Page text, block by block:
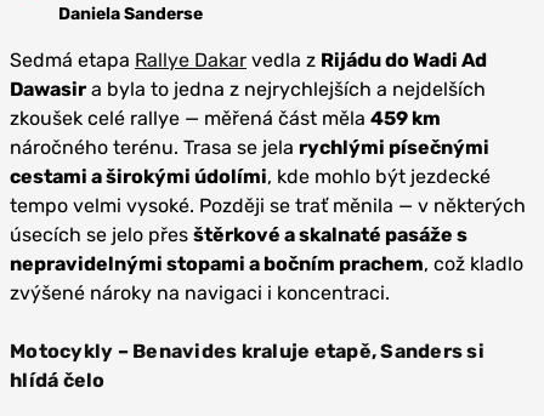
Daniela Sanderse
Sedmá etapa Rallye Dakar vedla z Rijádu do Wadi Ad
Dawasir a byla to jedna z nejrychlejších a nejdelších
zkoušek celé rallye — měřená část měla 459 km
náročného terénu. Trasa se jela rychlými písečnými
cestami a širokými údolími, kde mohlo být jezdecké
tempo velmi vysoké. Později se trať měnila — v některých
úsecích se jelo přes štěrkové a skalnaté pasáže s
nepravidelnými stopami a bočním prachem, což kladlo
zvýšené nároky na navigaci i koncentraci.
Motocykly – Benavides kraluje etapě, Sanders si
hlídá čelo